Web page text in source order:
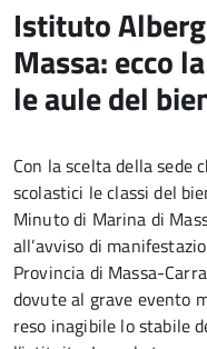
Istituto
Massa: ecco
le aule del
Con la scelta della sede
scolastici le classi del
Minuto di Marina di
all’avviso di
Provincia di Massa-
dovute al grave evento
reso inagibile lo stabile